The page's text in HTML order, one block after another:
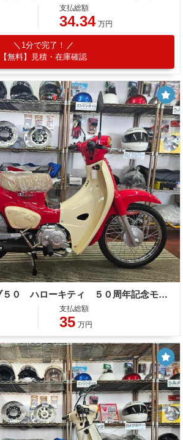
支払総額
34.34 万円
1分で完了！
【無料】見積・在庫確認
ホンダ スーパーカブ５０ ハローキティ ５０周年記念モデル
支払総額
35 万円